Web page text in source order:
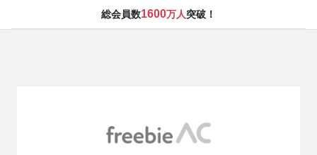
総会員数1600万人突破！